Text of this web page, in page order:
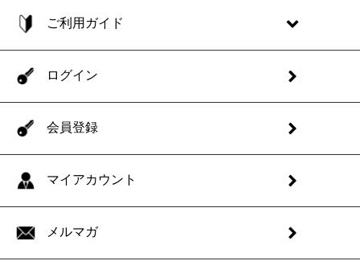
ご利用ガイド
ログイン
会員登録
マイアカウント
メルマガ